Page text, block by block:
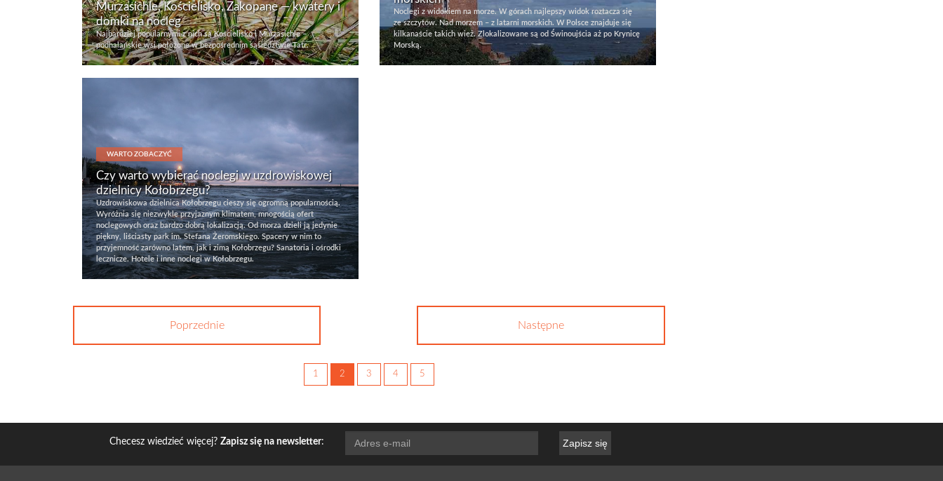
Murzasichle, Kościelisko, Zakopane — kwatery i
domki na nocleg
Najbardziej popularnymi z nich są Kościelisko i Murzasichle –
podhalańskie wsi położone w bezpośrednim sąsiedztwie Tatr.
Noclegi z widokiem na morze. W górach najlepszy widok roztacza się
ze szczytów. Nad morzem – z latarni morskich. W Polsce znajduje się
kilkanaście takich wież. Zlokalizowane są od Świnoujścia aż po Krynicę
Morską.
WARTO ZOBACZYĆ
Czy warto wybierać noclegi w uzdrowiskowej
dzielnicy Kołobrzegu?
Uzdrowiskowa dzielnica Kołobrzegu cieszy się ogromną popularnością.
Wyróżnia się niezwykle przyjaznym klimatem, mnogością ofert
noclegowych oraz bardzo dobrą lokalizacją. Od morza dzieli ją jedynie
piękny, liściasty park im. Stefana Żeromskiego. Spacery w nim to
przyjemność zarówno latem, jak i zimą Kołobrzegu? Sanatoria i ośrodki
lecznicze. Hotele i inne noclegi w Kołobrzegu.
Poprzednie Następne
1 2 3 4 5
Checesz wiedzieć więcej? Zapisz się na newsletter: Zapisz się